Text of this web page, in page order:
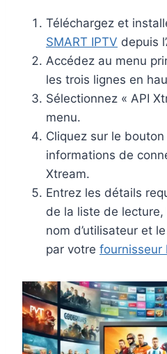
Téléchargez et
SMART IPTV depuis
Accédez au menu
les trois lignes en
Sélectionnez « API
menu.
Cliquez sur le
informations de
Xtream.
Entrez les détails
de la liste de lecture,
nom d’utilisateur et
par votre fournisseur